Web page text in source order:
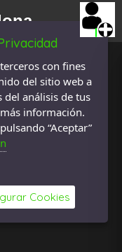
con fines
del sitio web a
análisis de tus
información.
“Aceptar”
Cookies
causado
, categoria
causado al
terrible acto